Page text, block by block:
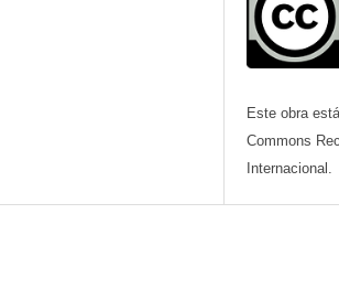
Este obra
Commons
Internacional.